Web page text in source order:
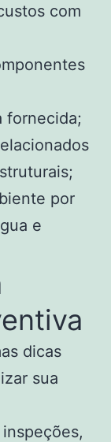
com
fornecida;
por
e
dicas
sua